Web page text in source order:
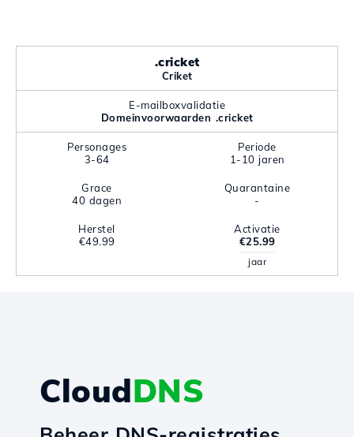
.cricket
Criket
E-mailboxvalidatie
Domeinvoorwaarden .cricket
Personages
3-64
Periode
1-10 jaren
Grace
40 dagen
Quarantaine
-
Herstel
€49.99
Activatie
€25.99
jaar
CloudDNS